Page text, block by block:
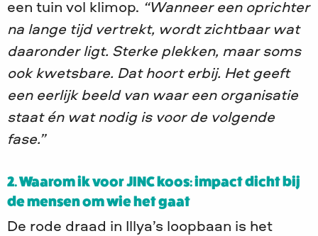
een tuin vol klimop. “Wanneer een oprichter
na lange tijd vertrekt, wordt zichtbaar wat
daaronder ligt. Sterke plekken, maar soms
ook kwetsbare. Dat hoort erbij. Het geeft
een eerlijk beeld van waar een organisatie
staat én wat nodig is voor de volgende
fase.”
2. Waarom ik voor JINC koos: impact dicht bij
de mensen om wie het gaat
De rode draad in Illya’s loopbaan is het